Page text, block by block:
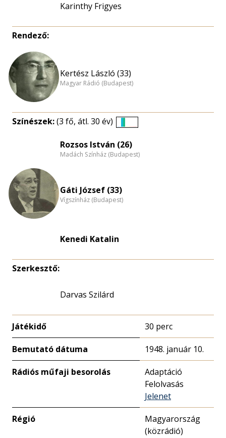
Karinthy Frigyes
Rendező:
Kertész László (33)
Magyar Rádió (Budapest)
Színészek:(3 fő, átl. 30 év)
eloszlás
nagyítása
Rozsos István (26)
Madách Színház (Budapest)
Gáti József (33)
Vígszínház (Budapest)
Kenedi Katalin
Szerkesztő:
Darvas Szilárd
Játékidő 30 perc
Bemutató dátuma 1948. január 10.
Rádiós műfaji besorolás
Adaptáció
Felolvasás
Jelenet
Régió
Magyarország
(közrádió)